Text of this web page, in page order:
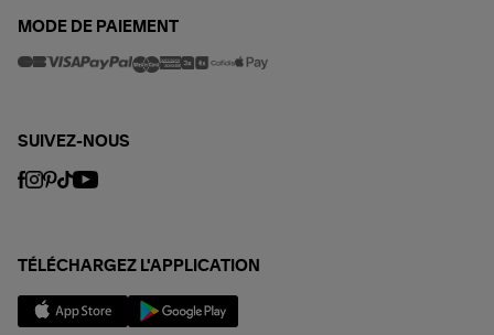
MODE DE PAIEMENT
SUIVEZ-NOUS
TÉLÉCHARGEZ L'APPLICATION